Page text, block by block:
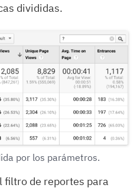
divididas.
por los parámetros.
filtro de reportes para